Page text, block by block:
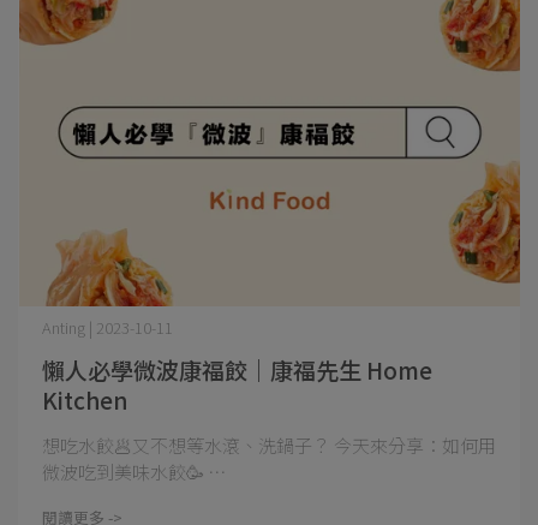
懶人必學微波康福餃｜康福先生 Home
Kitchen
Anting | 2023-10-11
想吃水餃🥟又不想等水滾、洗鍋子？ 今天來分享：如何用
微波吃到美味水餃🥳 ⋯
閱讀更多 ->